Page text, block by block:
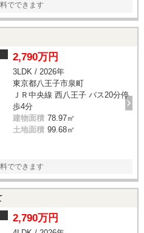
でできます
2,790万円
3LDK / 2026年
東京都八王子市泉町
ＪＲ中央線 西八王子 バス20分停
歩4分
建物面積 78.97㎡
土地面積 99.68㎡
でできます
2,790万円